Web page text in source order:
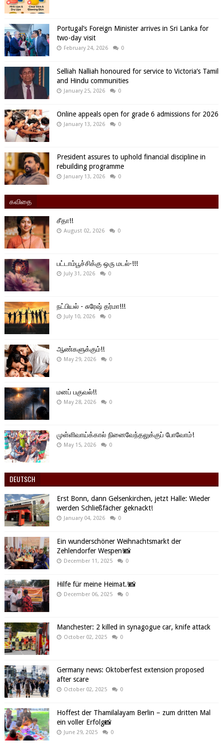
Portugal’s Foreign Minister arrives in Sri Lanka for
two-day visit
February 24, 2026 0
Selliah Nalliah honoured for service to Victoria’s Tamil
and Hindu communities
January 25, 2026 0
Online appeals open for grade 6 admissions for 2026
January 13, 2026 0
President assures to uphold financial discipline in
rebuilding programme
January 13, 2026 0
கவிதை
சீதா!!
August 02, 2026 0
பட்டாம்பூச்சிக்கு ஒரு மடல்-!!!
July 31, 2026 0
நட்பியல் - சுரேஷ் தர்மா!!!
July 10, 2026 0
ஆண்களுக்கும்!!
May 29, 2026 0
மனப் பகுவல்!!
May 28, 2026 0
முள்ளிவாய்க்கால் நினைவேந்தலுக்குப் போவோம்!
May 15, 2026 0
DEUTSCH
Erst Bonn, dann Gelsenkirchen, jetzt Halle: Wieder
werden Schließfächer geknackt!
January 04, 2026 0
Ein wunderschöner Weihnachtsmarkt der
Zehlendorfer Wespen!📸
December 11, 2025 0
Hilfe für meine Heimat.!📸
December 06, 2025 0
Manchester: 2 killed in synagogue car, knife attack
October 02, 2025 0
Germany news: Oktoberfest extension proposed
after scare
October 02, 2025 0
Hoffest der Thamilalayam Berlin – zum dritten Mal
ein voller Erfolg📸
June 29, 2025 0